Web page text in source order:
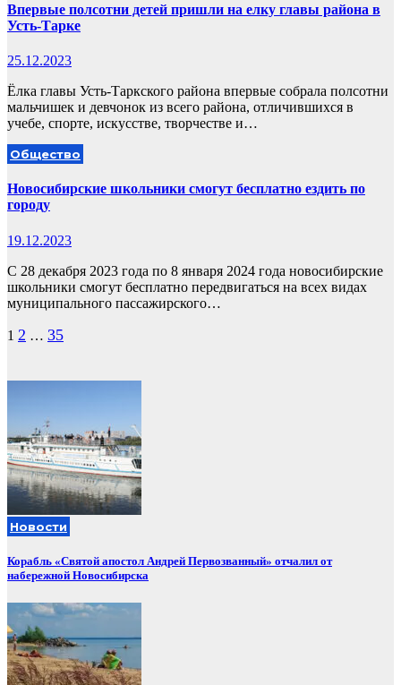
Впервые полсотни детей пришли на елку главы района в
Усть-Тарке
25.12.2023
Ёлка главы Усть-Таркского района впервые собрала полсотни
мальчишек и девчонок из всего района, отличившихся в
учебе, спорте, искусстве, творчестве и…
Общество
Новосибирские школьники смогут бесплатно ездить по
городу
19.12.2023
С 28 декабря 2023 года по 8 января 2024 года новосибирские
школьники смогут бесплатно передвигаться на всех видах
муниципального пассажирского…
Пагинация
1 2 … 35
Новости
Корабль «Святой апостол Андрей Первозванный» отчалил от
набережной Новосибирска